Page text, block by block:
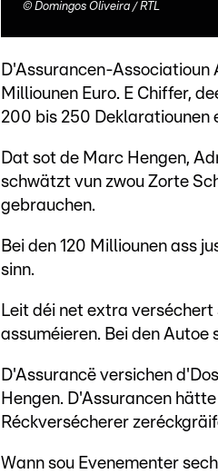
© Domingos Oliveira / RTL
D'Assurancen-Associatioun
Milliounen Euro. E Chiffer,
200 bis 250 Deklaratiounen
Dat sot de Marc Hengen,
schwätzt vun zwou Zorte
gebrauchen.
Bei den 120 Milliounen ass
sinn.
Leit déi net extra
assuméieren. Bei den Autoe
D'Assurancë versichen
Hengen. D'Assurancen
Réckversécherer
Wann sou Evenementer